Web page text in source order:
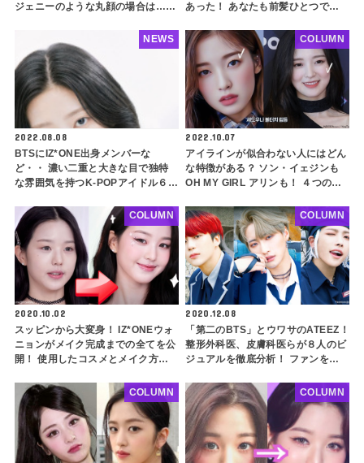
ジェニーのような丸顔の場合は…？
を完全カバー！ 韓国ヘアの定番を
さらに似合わせちゃおう
あった！ あなたも前髪ひとつで超
うタイプの輪郭を徹底解説
2022.08.08
BTSにIZ*ONE出身メンバーな
ど・・ 濃い二重と大きな目で独特
な雰囲気を持つK-POPアイドル６
魅力的な目を持つ芸能人をご紹介
NEWS
2022.10.07
アイラインが似合わない人にはどん
な特徴がある？ ソン・イェジンも
OH MY GIRL アリンも！ ４つの特
COLUMN
2020.10.02
スッピンから大変身！ IZ*ONEウォ
ニョンがメイク完成までの全てを公
開！ 使用したコスメとメイク方法
COLUMN
2020.12.08
「第二のBTS」とウワサのATEEZ！
整形外科医、皮膚科医らが８人のビ
ジュアルを徹底分析！ ファンをギ
COLUMN
COLUMN COLUMN